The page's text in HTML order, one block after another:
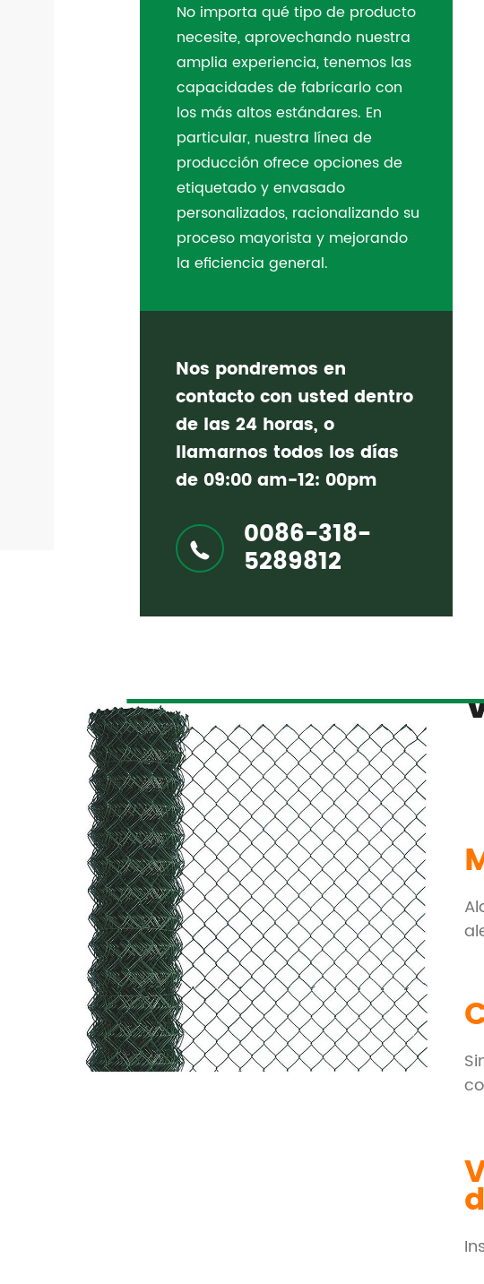
No importa qué tipo de producto
necesite, aprovechando nuestra
amplia experiencia, tenemos las
capacidades de fabricarlo con
los más altos estándares. En
particular, nuestra línea de
producción ofrece opciones de
etiquetado y envasado
personalizados, racionalizando su
proceso mayorista y mejorando
la eficiencia general.
Nos pondremos en
contacto con usted dentro
de las 24 horas, o
llamarnos todos los días
de 09:00 am-12: 00pm
0086-318-
5289812